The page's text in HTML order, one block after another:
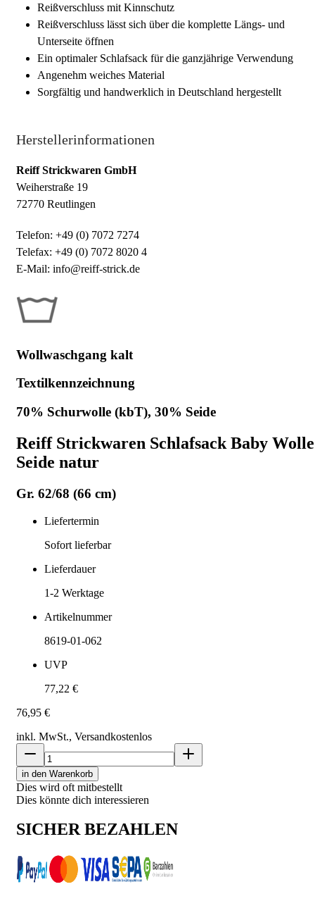
Reißverschluss mit Kinnschutz
Reißverschluss lässt sich über die komplette Längs- und
Unterseite öffnen
Ein optimaler Schlafsack für die ganzjährige Verwendung
Angenehm weiches Material
Sorgfältig und handwerklich in Deutschland hergestellt
Herstellerinformationen
Reiff Strickwaren GmbH
Weiherstraße 19
72770 Reutlingen
Telefon: +49 (0) 7072 7274
Telefax: +49 (0) 7072 8020 4
E-Mail: info@reiff-strick.de
Wollwaschgang kalt
Textilkennzeichnung
70% Schurwolle (kbT), 30% Seide
Reiff Strickwaren Schlafsack Baby Wolle
Seide natur
Gr. 62/68 (66 cm)
Liefertermin
Sofort lieferbar
Lieferdauer
1-2 Werktage
Artikelnummer
8619-01-062
UVP
77,22 €
76,95 €
inkl. MwSt., Versandkostenlos
in den Warenkorb
Dies wird oft mitbestellt
Dies könnte dich interessieren
SICHER BEZAHLEN